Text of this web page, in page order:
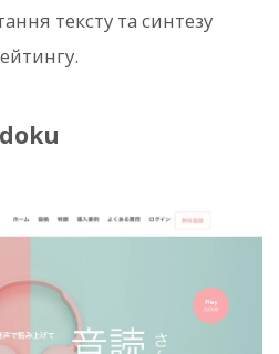
тексту та синтезу